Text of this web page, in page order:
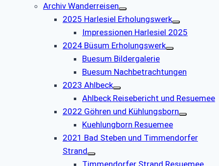
Archiv Wanderreisen
2025 Harlesiel Erholungswerk
Impressionen Harlesiel 2025
2024 Büsum Erholungswerk
Buesum Bildergalerie
Buesum Nachbetrachtungen
2023 Ahlbeck
Ahlbeck Reisebericht und Resuemee
2022 Göhren und Kühlungsborn
Kuehlungborn Resuemee
2021 Bad Steben und Timmendorfer
Strand
Timmendorfer Strand Resuemee